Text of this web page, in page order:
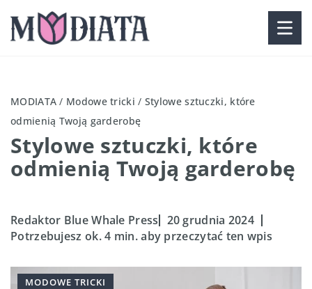
MODIATA / Modowe tricki / Stylowe sztuczki, które
odmienią Twoją garderobę
Stylowe sztuczki, które
odmienią Twoją garderobę
Redaktor Blue Whale Press
20 grudnia 2024
Potrzebujesz ok. 4 min. aby przeczytać ten wpis
MODOWE TRICKI